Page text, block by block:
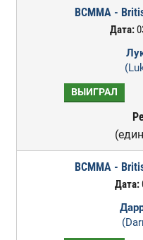
BCMMA -
Дата:
ВЫИГРАЛ
BCMMA -
Дата: